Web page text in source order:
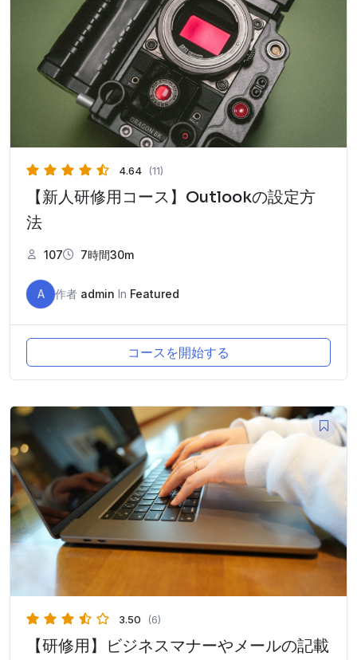
4.64 (11)
【新人研修用コース】Outlookの設定方
法
107 7時間30m
A 作者 admin In Featured
コースを開始する
3.50 (6)
【研修用】ビジネスマナーやメールの記載